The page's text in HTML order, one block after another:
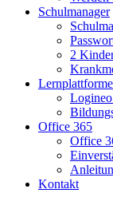
Schulmanager
2
Office 365
Office
Kontakt